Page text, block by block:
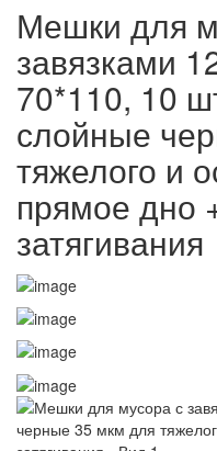
Мешки для
завязками
70*110, 10
слойные
тяжелого и
прямое дно
затягивания